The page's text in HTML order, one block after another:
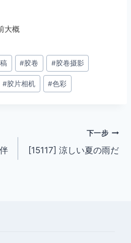
大概
#胶卷 #胶卷摄影
#胶片相机 #色彩
下一步
[15117] 涼しい夏の雨だ